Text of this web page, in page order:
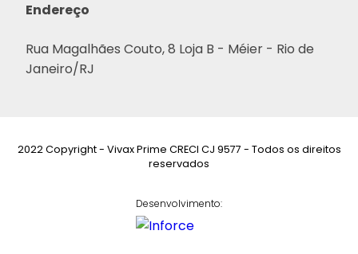
Endereço
Rua Magalhães Couto, 8 Loja B - Méier - Rio de
Janeiro/RJ
2022 Copyright - Vivax Prime CRECI CJ 9577 - Todos os direitos
reservados
Desenvolvimento: